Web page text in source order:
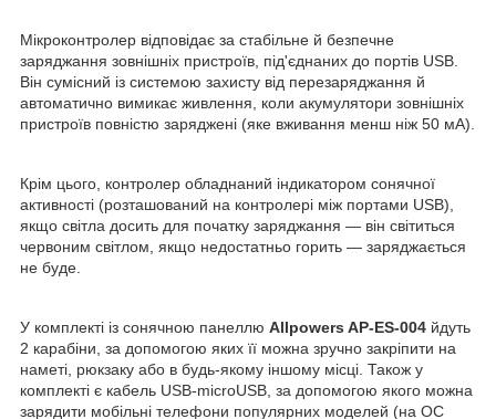
Мікроконтролер відповідає за стабільне й безпечне
заряджання зовнішніх пристроїв, під'єднаних до портів USB.
Він сумісний із системою захисту від перезаряджання й
автоматично вимикає живлення, коли акумулятори зовнішніх
пристроїв повністю заряджені (яке вживання менш ніж 50 мА).
Крім цього, контролер обладнаний індикатором сонячної
активності (розташований на контролері між портами USB),
якщо світла досить для початку заряджання — він світиться
червоним світлом, якщо недостатньо горить — заряджається
не буде.
У комплекті із сонячною панеллю Allpowers AP-ES-004 йдуть
2 карабіни, за допомогою яких її можна зручно закріпити на
наметі, рюкзаку або в будь-якому іншому місці. Також у
комплекті є кабель USB-microUSB, за допомогою якого можна
зарядити мобільні телефони популярних моделей (на ОС